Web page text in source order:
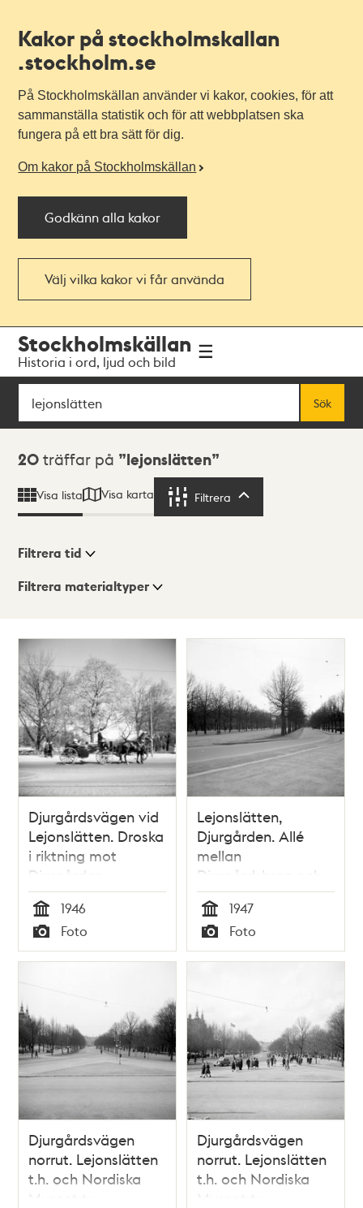
Kakor på stockholmskallan
.stockholm.se
På Stockholmskällan använder vi kakor, cookies, för att
sammanställa statistik och för att webbplatsen ska
fungera på ett bra sätt för dig.
Om kakor på Stockholmskällan
Godkänn alla kakor
Välj vilka kakor vi får använda
navigationen
huvudinnehållet
Stockholmskällan
Historia i ord, ljud och bild
Sök
Sök
Sökresultat
20 träffar på lejonslätten
Visa lista Visa karta Filtrera
Visningsläge
Filtrera tid
Filtrera materialtyper
träffar
Djurgårdsvägen vid
Lejonslätten. Droska
i riktning mot
Djurgården
Tid
1946
Typ
Foto
Lejonslätten,
Djurgården. Allé
mellan
Djurgårdsbron och
Skansen
Tid
1947
Typ
Foto
Djurgårdsvägen
norrut. Lejonslätten
t.h. och Nordiska
Museet t.v
Djurgårdsvägen
norrut. Lejonslätten
t.h. och Nordiska
Museet t.v